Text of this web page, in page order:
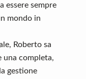
essere sempre
mondo in
Roberto sa
una completa,
gestione